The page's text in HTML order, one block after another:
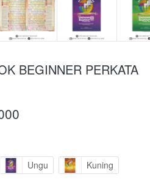
BEGINNER PERKATA
Ungu Kuning